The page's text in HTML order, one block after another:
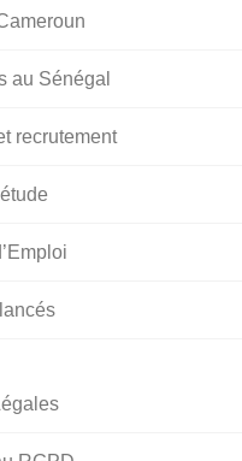
au Sénégal
recrutement